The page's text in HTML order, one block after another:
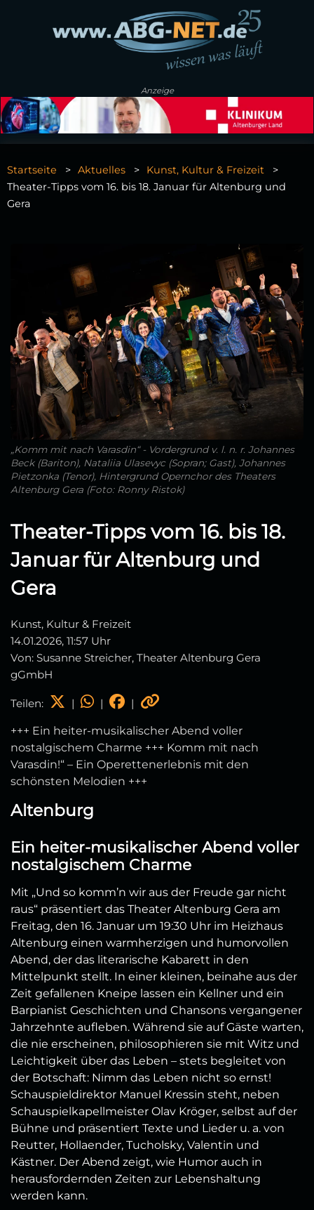
Anzeige
Startseite Aktuelles
Kunst, Kultur & Freizeit
Theater-Tipps vom 16. bis 18. Januar für Altenburg und
Gera
„Komm mit nach Varasdin“ - Vordergrund v. l. n. r. Johannes
Beck (Bariton), Nataliia Ulasevyc (Sopran; Gast), Johannes
Pietzonka (Tenor), Hintergrund Opernchor des Theaters
Altenburg Gera (Foto: Ronny Ristok)
Theater-Tipps vom 16. bis 18.
Januar für Altenburg und
Gera
Kunst, Kultur & Freizeit
14.01.2026, 11:57 Uhr
Von: Susanne Streicher, Theater Altenburg Gera
gGmbH
Teilen: | | |
+++ Ein heiter-musikalischer Abend voller
nostalgischem Charme +++ Komm mit nach
Varasdin!“ – Ein Operettenerlebnis mit den
schönsten Melodien +++
Altenburg
Ein heiter-musikalischer Abend voller
nostalgischem Charme
Mit „Und so komm’n wir aus der Freude gar nicht
raus“ präsentiert das Theater Altenburg Gera am
Freitag, den 16. Januar um 19:30 Uhr im Heizhaus
Altenburg einen warmherzigen und humorvollen
Abend, der das literarische Kabarett in den
Mittelpunkt stellt. In einer kleinen, beinahe aus der
Zeit gefallenen Kneipe lassen ein Kellner und ein
Barpianist Geschichten und Chansons vergangener
Jahrzehnte aufleben. Während sie auf Gäste warten,
die nie erscheinen, philosophieren sie mit Witz und
Leichtigkeit über das Leben – stets begleitet von
der Botschaft: Nimm das Leben nicht so ernst!
Schauspieldirektor Manuel Kressin steht, neben
Schauspielkapellmeister Olav Kröger, selbst auf der
Bühne und präsentiert Texte und Lieder u. a. von
Reutter, Hollaender, Tucholsky, Valentin und
Kästner. Der Abend zeigt, wie Humor auch in
herausfordernden Zeiten zur Lebenshaltung
werden kann.